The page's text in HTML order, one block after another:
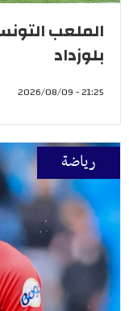
الملعب
بلوزداد
21:25 - 2026/08/09
رياضة